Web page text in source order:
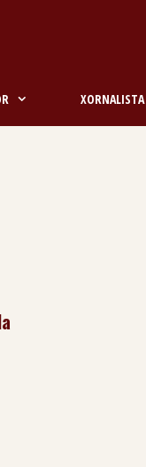
XORNALISTA